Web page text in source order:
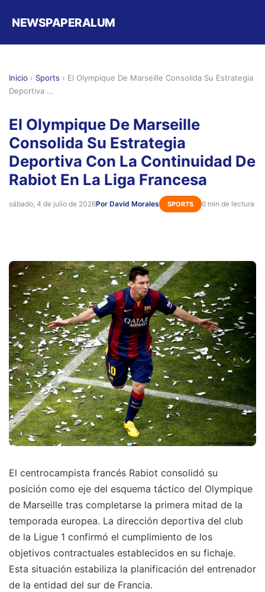
NEWSPAPERALUM
Inicio › Sports › El Olympique De Marseille Consolida Su Estrategia
Deportiva ...
El Olympique De Marseille
Consolida Su Estrategia
Deportiva Con La Continuidad De
Rabiot En La Liga Francesa
sábado, 4 de julio de 2026Por David Morales SPORTS 6 min de lectura
El centrocampista francés Rabiot consolidó su
posición como eje del esquema táctico del Olympique
de Marseille tras completarse la primera mitad de la
temporada europea. La dirección deportiva del club
de la Ligue 1 confirmó el cumplimiento de los
objetivos contractuales establecidos en su fichaje.
Esta situación estabiliza la planificación del entrenador
de la entidad del sur de Francia.